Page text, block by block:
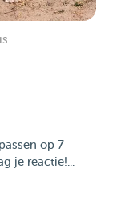
op 7
je reactie!...